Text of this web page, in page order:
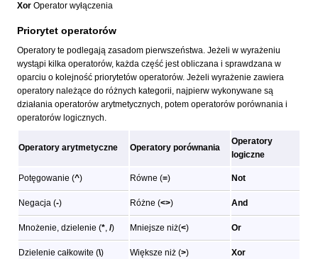
Xor Operator wyłączenia
Priorytet operatorów
Operatory te podlegają zasadom pierwszeństwa. Jeżeli w wyrażeniu
wystąpi kilka operatorów, każda część jest obliczana i sprawdzana w
oparciu o kolejność priorytetów operatorów. Jeżeli wyrażenie zawiera
operatory należące do różnych kategorii, najpierw wykonywane są
działania operatorów arytmetycznych, potem operatorów porównania i
operatorów logicznych.
Operatory arytmetyczne Operatory porównania
Operatory
logiczne
Potęgowanie (^) Równe (=) Not
Negacja (-) Różne (<>) And
Mnożenie, dzielenie (*, /) Mniejsze niż(<) Or
Dzielenie całkowite (\) Większe niż (>) Xor